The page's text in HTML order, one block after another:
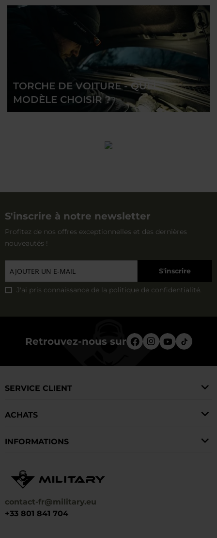
TORCHE DE VOITURE - QUEL
MODÈLE CHOISIR ?
S'inscrire à notre newsletter
Profitez de nos offres exceptionnelles et des dernières
nouveautés !
S'inscrire
J'ai pris connaissance de la politique de confidentialité.
Retrouvez-nous sur
contact-fr@military.eu
+33 801 841 704
SERVICE CLIENT
ACHATS
INFORMATIONS